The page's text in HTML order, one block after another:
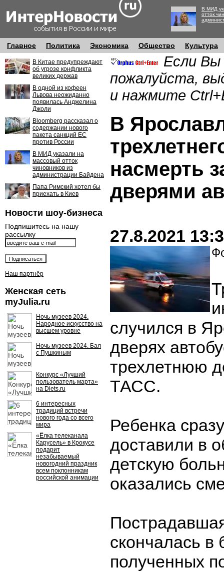
В МИД
отток
Главное Политика Экономика Общество Культура
В Китае предупреждают
об угрозе конфликта
великих держав
В одной из кофеен
Львова неожиданно
появилась Анджелина
Джоли
Bloomberg рассказал о
содержании нового
пакета санкций ЕС
против России
В МИД указали на
массовый отток
чиновников из
администрации Байдена
Папа Римский хотел бы
приехать в Киев
Новости шоу-бизнеса
Подпишитесь на нашу
рассылку
Наш партнёр
Женская сеть
myJulia.ru
Ночь музеев 2024.
Народное искусство на
высшем уровне
Ночь музеев 2024. Бал
с Пушкиным
Конкурс «Лучший
пользователь марта»
на Diets.ru
6 интересных
традиций встречи
нового года со всего
мира
«Ёлка телеканала
Карусель» в Крокусе
подарит
незабываемый
новогодний праздник
всем поклонникам
российской анимации
Если Вы
пожалуйста,
и нажмите
В
насмерть
дверями
27.8.2021
случился в
дверях
трехлетнюю
ТАСС.
Ребенка
доставили в
детскую
оказались
скончалась в
полученных